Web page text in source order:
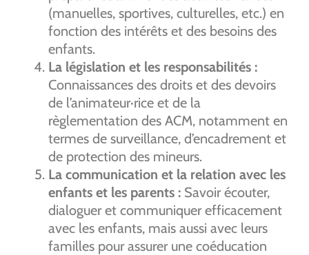
(manuelles, sportives, culturelles, etc.) en
fonction des intérêts et des besoins des
enfants.
La législation et les responsabilités :
Connaissances des droits et des devoirs
de l’animateur·rice et de la
règlementation des ACM, notamment en
termes de surveillance, d’encadrement et
de protection des mineurs.
La communication et la relation avec les
enfants et les parents : Savoir écouter,
dialoguer et communiquer efficacement
avec les enfants, mais aussi avec leurs
familles pour assurer une coéducation